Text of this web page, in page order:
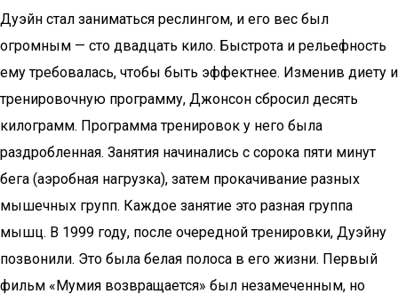
Дуэйн стал заниматься реслингом, и его вес был
огромным — сто двадцать кило. Быстрота и рельефность
ему требовалась, чтобы быть эффектнее. Изменив диету и
тренировочную программу, Джонсон сбросил десять
килограмм. Программа тренировок у него была
раздробленная. Занятия начинались с сорока пяти минут
бега (аэробная нагрузка), затем прокачивание разных
мышечных групп. Каждое занятие это разная группа
мышц. В 1999 году, после очередной тренировки, Дуэйну
позвонили. Это была белая полоса в его жизни. Первый
фильм «Мумия возвращается» был незамеченным, но